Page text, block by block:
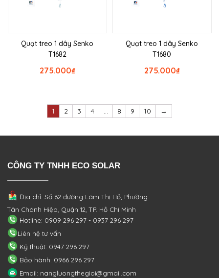
Quạt treo 1 dây Senko
T1682
₫
275.000
Quạt treo 1 dây Senko
T1680
₫
275.000
1 2 3 4 … 8 9 10 →
CÔNG TY TNHH ECO SOLAR
Địa chỉ: Số 62 đường Lâm Thị Hố, Phường
Tân Chánh Hiệp, Quận 12, TP. Hồ Chí Minh
Hotline: 0909 296 297 - 0937 296 297
Liên hệ tư vấn
Kỹ thuật: 0947 296 297
Bảo hành: 0966 296 297
Email: nangluongthegioi@gmail.com